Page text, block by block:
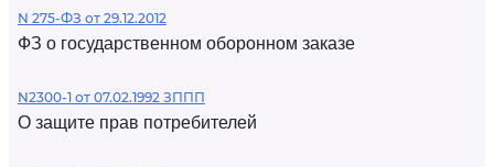
N 275-ФЗ от 29.12.2012
ФЗ о государственном оборонном заказе
N2300-1 от 07.02.1992 ЗППП
О защите прав потребителей